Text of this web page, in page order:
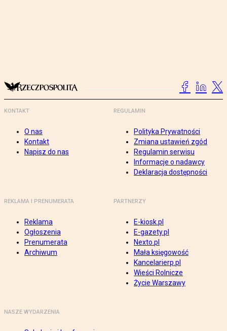
KONTAKT
O nas
Kontakt
Napisz do nas
REGULAMIN
Polityka Prywatności
Zmiana ustawień zgód
Regulamin serwisu
Informacje o nadawcy
Deklaracja dostępności
REKLAMA I PRENUMERATA
Reklama
Ogłoszenia
Prenumerata
Archiwum
PARTNERZY
E-kiosk.pl
E-gazety.pl
Nexto.pl
Mała księgowość
Kancelarierp.pl
Wieści Rolnicze
Życie Warszawy
NASZE WYDARZENIA